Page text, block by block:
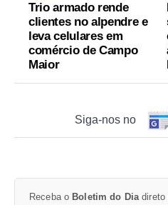
Trio armado rende
clientes no alpendre e
leva celulares em
comércio de Campo
Maior
Siga-nos no
Receba o Boletim do Diadireto